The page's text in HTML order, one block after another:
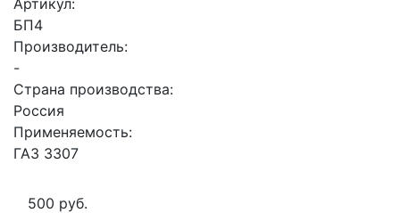
БП4
Производитель:
-
Страна производства:
Россия
Применяемость:
ГАЗ 3307
500 руб.